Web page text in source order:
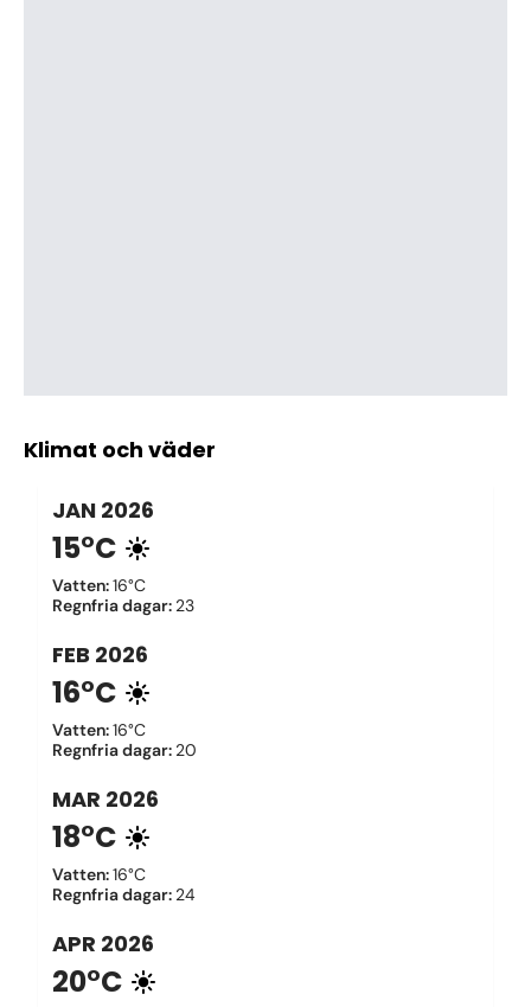
Klimat och väder
JAN 2026
15°C
Vatten:16°C
Regnfria dagar: 23
FEB 2026
16°C
Vatten:16°C
Regnfria dagar: 20
MAR 2026
18°C
Vatten:16°C
Regnfria dagar: 24
APR 2026
20°C